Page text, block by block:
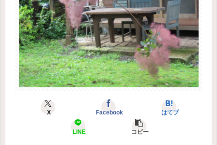
X Facebook はてブ
LINE コピー